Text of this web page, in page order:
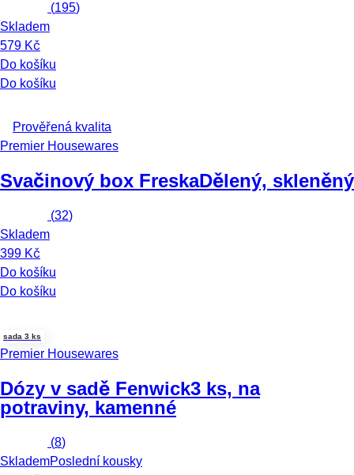
(195)
Skladem
579 Kč
Do košíku
Do košíku
Prověřená kvalita
Premier Housewares
Svačinový box FreskaDělený, skleněný
(32)
Skladem
399 Kč
Do košíku
Do košíku
sada 3 ks
Premier Housewares
Dózy v sadě Fenwick3 ks, na
potraviny, kamenné
(8)
SklademPoslední kousky